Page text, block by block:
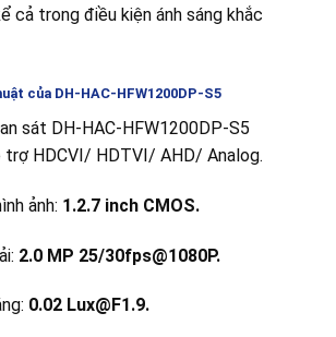
cả trong điều kiện ánh sáng khắc
của DH-HAC-HFW1200DP-S5
sát DH-HAC-HFW1200DP-S5
trợ HDCVI/ HDTVI/ AHD/ Analog.
ảnh: 1.2.7 inch CMOS.
2.0 MP 25/30fps@1080P.
0.02 Lux@F1.9.